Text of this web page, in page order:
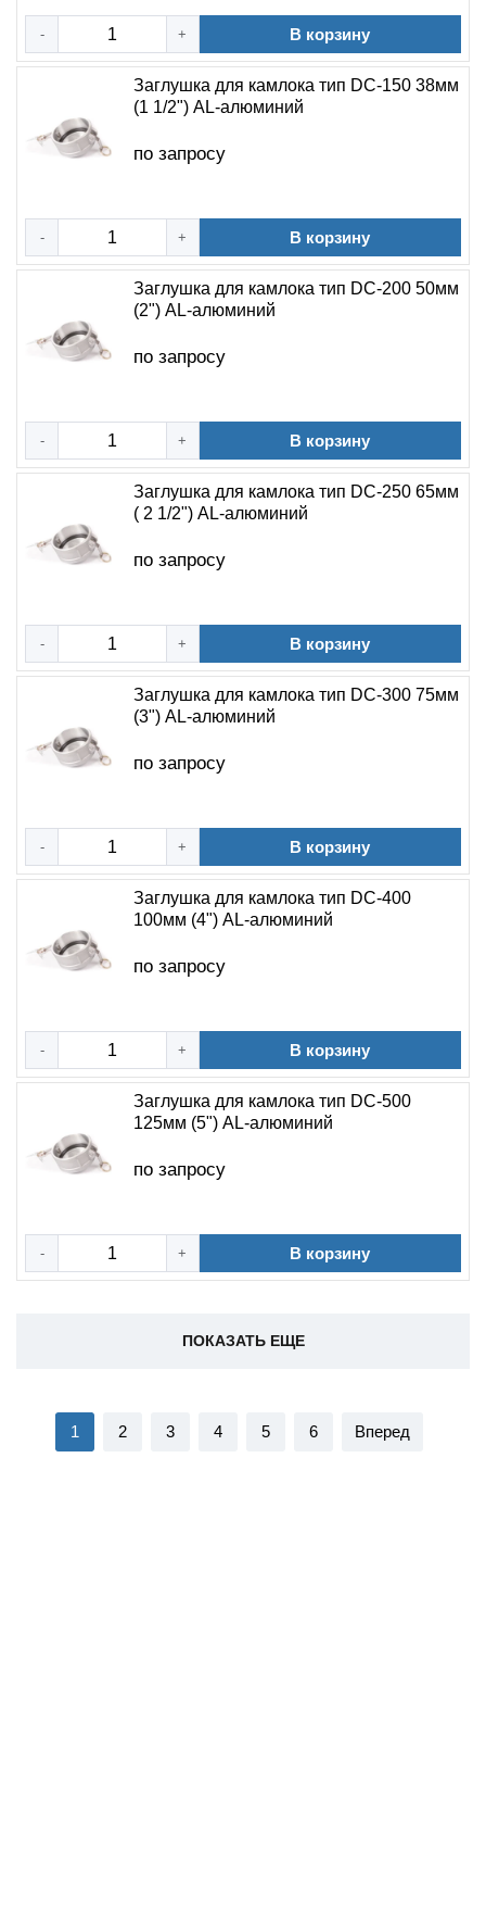
- + В корзину
Заглушка для камлока тип DC-150 38мм
(1 1/2") AL-алюминий
по запросу
- + В корзину
Заглушка для камлока тип DC-200 50мм
(2") AL-алюминий
по запросу
- + В корзину
Заглушка для камлока тип DC-250 65мм
( 2 1/2") AL-алюминий
по запросу
- + В корзину
Заглушка для камлока тип DC-300 75мм
(3") AL-алюминий
по запросу
- + В корзину
Заглушка для камлока тип DC-400
100мм (4") AL-алюминий
по запросу
- + В корзину
Заглушка для камлока тип DC-500
125мм (5") AL-алюминий
по запросу
- + В корзину
ПОКАЗАТЬ ЕЩЕ
1 2 3 4 5 6 Вперед